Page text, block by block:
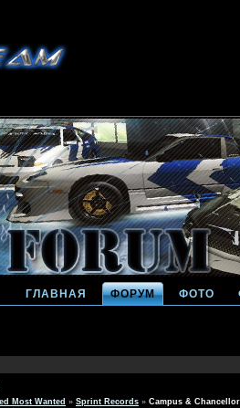
ГЛАВНАЯ ФОРУМ ФОТО
Most Wanted » Sprint Records » Campus &